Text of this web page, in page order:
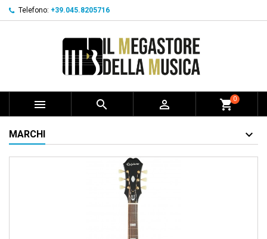
Telefono: +39.045.8205716
   shopping_cart0
MARCHI